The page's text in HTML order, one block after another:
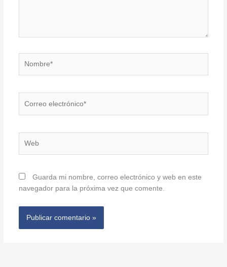
electrónico*
Guarda mi nombre, correo electrónico y web en este
navegador para la próxima vez que comente.